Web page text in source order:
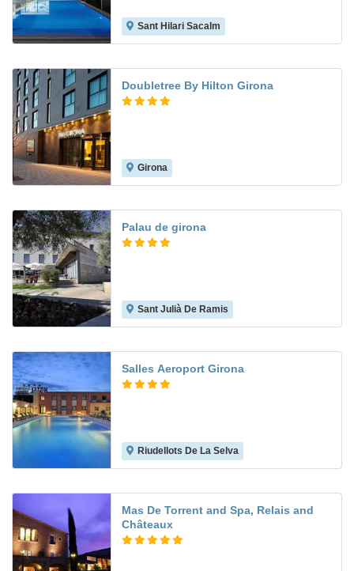
Sant Hilari Sacalm
Doubletree By Hilton Girona
Girona
Palau de girona
Sant Julià De Ramis
Salles Aeroport Girona
Riudellots De La Selva
Mas De Torrent and Spa, Relais and
Châteaux